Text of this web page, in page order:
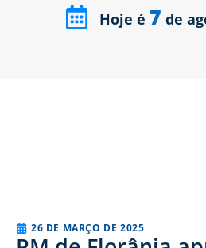
Hoje é 7 de
26 DE MARÇO DE 2025